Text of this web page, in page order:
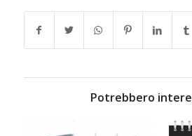
Potrebbero